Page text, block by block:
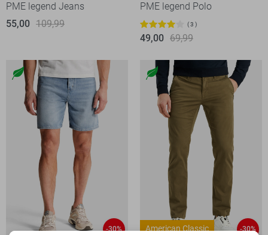
PME legend Jeans
55,00 109,99
PME legend Polo
3
49,00 69,99
-30% American Classic -30%